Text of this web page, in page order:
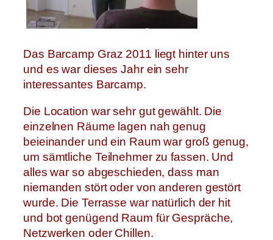
Das Barcamp Graz 2011 liegt hinter uns
und es war dieses Jahr ein sehr
interessantes Barcamp.
Die Location war sehr gut gewählt. Die
einzelnen Räume lagen nah genug
beieinander und ein Raum war groß genug,
um sämtliche Teilnehmer zu fassen. Und
alles war so abgeschieden, dass man
niemanden stört oder von anderen gestört
wurde. Die Terrasse war natürlich der hit
und bot genügend Raum für Gespräche,
Netzwerken oder Chillen.